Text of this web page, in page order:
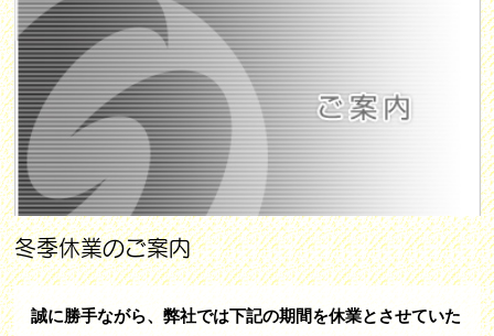
冬季休業のご案内
誠に勝手ながら、弊社では下記の期間を休業とさせていた